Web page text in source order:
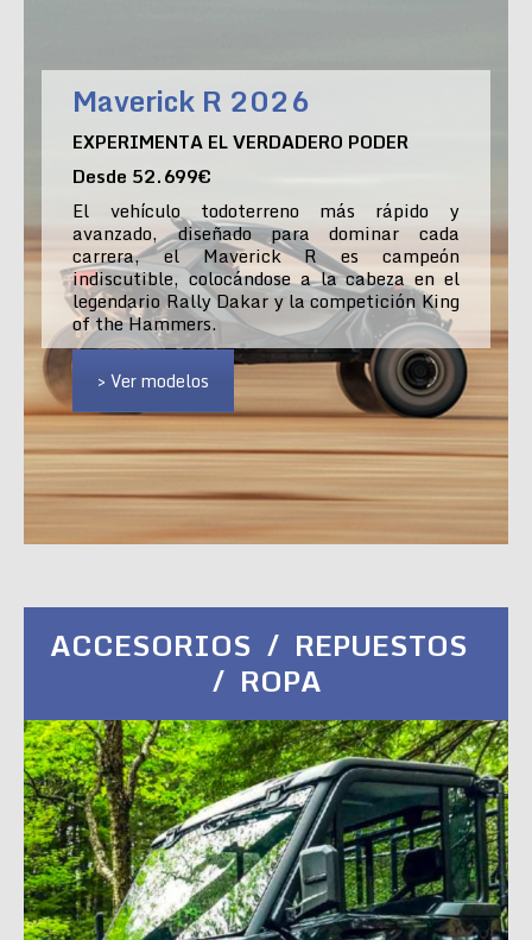
Maverick R 2026
EXPERIMENTA EL VERDADERO PODER
Desde 52.699€
El vehículo todoterreno más rápido y
avanzado, diseñado para dominar cada
carrera, el Maverick R es campeón
indiscutible, colocándose a la cabeza en el
legendario Rally Dakar y la competición King
of the Hammers.
> Ver modelos
ACCESORIOS / REPUESTOS
/ ROPA